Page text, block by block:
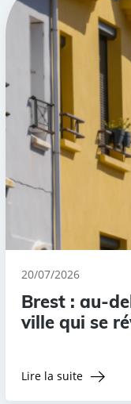
20/07/2026
Brest : au-
ville qui se
Lire la suite